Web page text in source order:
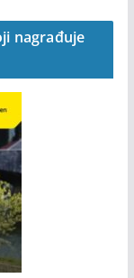
nagrađuje